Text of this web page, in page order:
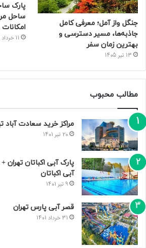
جنگل واز آمل؛ معرفی کامل
جاذبه‌ها، مسیر دسترسی و
بهترین زمان سفر
13 تیر 1405
پارک
ساحل
11 خرداد 1405
مطالب محبوب
مراکز خرید سعادت‌ آباد
20 تیر 1401
پارک آبی اکباتان تهران
آبی اکباتان
9 تیر 1401
قصر آبی پارس تهران
31 خرداد 1401